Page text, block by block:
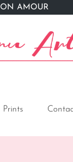
AMOUR